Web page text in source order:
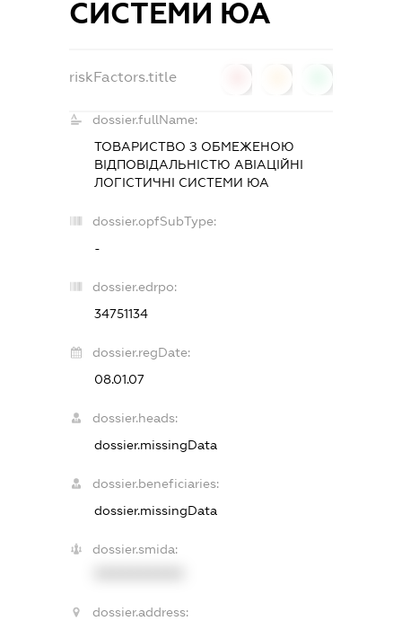
СИСТЕМИ ЮА
riskFactors.title
dossier.fullName:
ТОВАРИСТВО З ОБМЕЖЕНОЮ
ВІДПОВІДАЛЬНІСТЮ АВІАЦІЙНІ
ЛОГІСТИЧНІ СИСТЕМИ ЮА
dossier.opfSubType:
-
dossier.edrpo:
34751134
dossier.regDate:
08.01.07
dossier.heads:
dossier.missingData
dossier.beneficiaries:
dossier.missingData
dossier.smida:
dossier.address: